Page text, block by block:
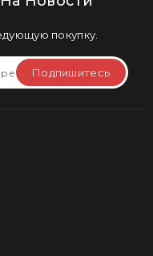
покупку.
Подпишитесь